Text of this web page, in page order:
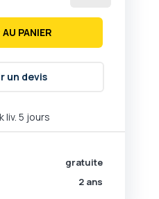
liv. 5 jours
gratuite
2 ans
PANIER
un devis